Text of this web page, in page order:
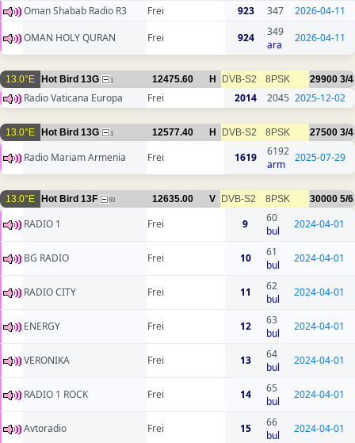
Oman Shabab Radio R3 Frei 923 347
2026-04-11
OMAN HOLY QURAN
Frei 924
349
ara
2026-04-11
13.0°E Hot Bird 13G 1 12475.60 H DVB-S2 8PSK 29900 3/4
Radio Vaticana Europa Frei 2014 2045 2025-12-02
13.0°E Hot Bird 13G 1 12577.40 H DVB-S2 8PSK 27500 3/4
Radio Mariam Armenia Frei 1619
6192
arm
2025-07-29
13.0°E Hot Bird 13F 60 12635.00 V DVB-S2 8PSK 30000 5/6
RADIO 1 Frei 9
60
bul
2024-04-01
BG RADIO Frei 10
61
bul
2024-04-01
RADIO CITY Frei 11
62
bul
2024-04-01
ENERGY Frei 12
63
bul
2024-04-01
VERONIKA Frei 13
64
bul
2024-04-01
RADIO 1 ROCK Frei 14
65
bul
2024-04-01
Avtoradio Frei 15
66
bul
2024-04-01